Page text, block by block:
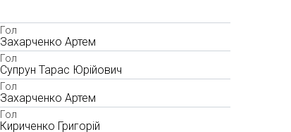
Гол
Захарченко Артем
Гол
Супрун Тарас Юрійович
Гол
Захарченко Артем
Гол
Кириченко Григорій